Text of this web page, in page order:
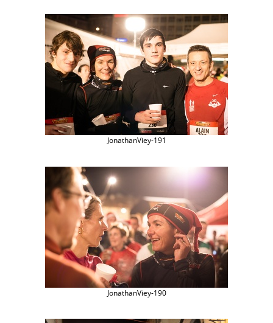
JonathanViey-191
JonathanViey-190